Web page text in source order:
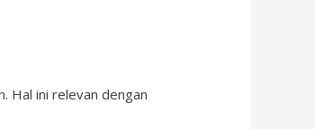
Hal ini relevan dengan